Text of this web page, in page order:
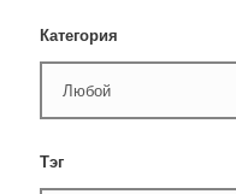
Категория
Тэг